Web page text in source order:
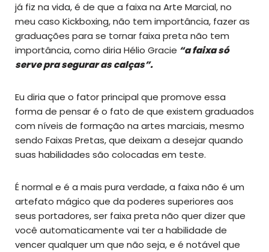
já fiz na vida, é de que a faixa na Arte Marcial, no
meu caso Kickboxing, não tem importância, fazer as
graduações para se tornar faixa preta não tem
importância, como diria Hélio Gracie “a faixa só
serve pra segurar as calças”.
Eu diria que o fator principal que promove essa
forma de pensar é o fato de que existem graduados
com níveis de formação na artes marciais, mesmo
sendo Faixas Pretas, que deixam a desejar quando
suas habilidades são colocadas em teste.
É normal e é a mais pura verdade, a faixa não é um
artefato mágico que da poderes superiores aos
seus portadores, ser faixa preta não quer dizer que
você automaticamente vai ter a habilidade de
vencer qualquer um que não seja, e é notável que